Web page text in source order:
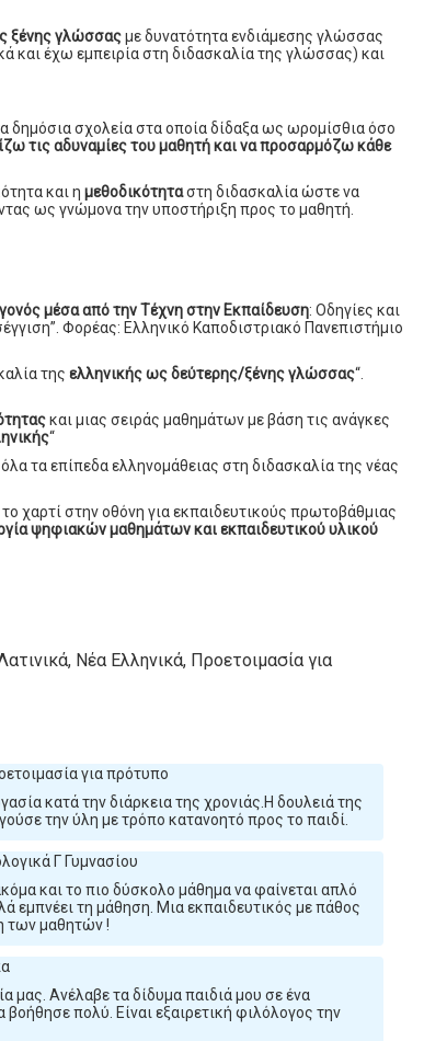
ξένης γλώσσαςμε δυνατότητα ενδιάμεσης γλώσσας
και έχω εμπειρία στη διδασκαλία της γλώσσας) και
δημόσια σχολεία στα οποία δίδαξα ως ωρομίσθια όσο
τις αδυναμίες του μαθητή και να προσαρμόζω κάθε
και ημεθοδικότηταστη διδασκαλία ώστε να
ως γνώμονα την υποστήριξη προς το μαθητή.
μέσα από την Τέχνη στην Εκπαίδευση: Οδηγίες και
Φορέας: Ελληνικό Καποδιστριακό Πανεπιστήμιο
τηςελληνικής ως δεύτερης/ξένης γλώσσας“.
και μιας σειράς μαθημάτων με βάση τις ανάγκες
“
τα επίπεδα ελληνομάθειας στη διδασκαλία της νέας
χαρτί στην οθόνη για εκπαιδευτικούς πρωτοβάθμιας
ψηφιακών μαθημάτων και εκπαιδευτικού υλικού
Νέα Ελληνικά, Προετοιμασία για
για πρότυπο
κατά την διάρκεια της χρονιάς.Η δουλειά της
την ύλη με τρόπο κατανοητό προς το παιδί.
Γ Γυμνασίου
και το πιο δύσκολο μάθημα να φαίνεται απλό
εμπνέει τη μάθηση. Μια εκπαιδευτικός με πάθος
των μαθητών !
μας. Ανέλαβε τα δίδυμα παιδιά μου σε ένα
πολύ. Είναι εξαιρετική φιλόλογος την